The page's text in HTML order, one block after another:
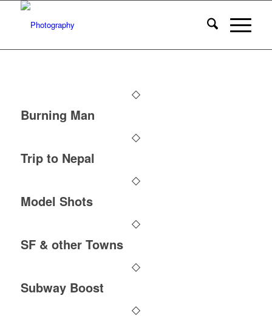
Burning Man
Trip to Nepal
Model Shots
SF & other Towns
Subway Boost